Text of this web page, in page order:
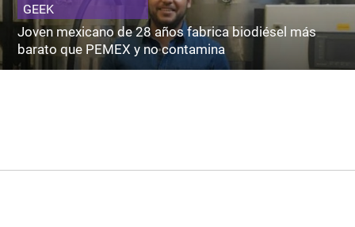
GEEK
Joven mexicano de 28 años fabrica biodiésel más
barato que PEMEX y no contamina